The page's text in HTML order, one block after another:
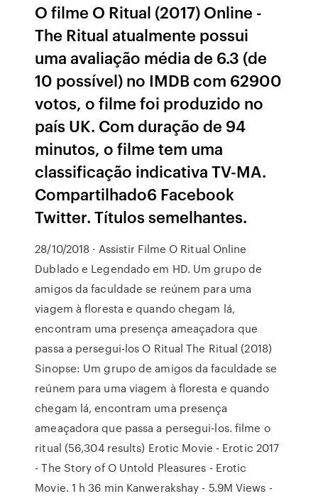
O filme O Ritual (2017) Online -
The Ritual atualmente possui
uma avaliação média de 6.3 (de
10 possível) no IMDB com 62900
votos, o filme foi produzido no
país UK. Com duração de 94
minutos, o filme tem uma
classificação indicativa TV-MA.
Compartilhado6 Facebook
Twitter. Títulos semelhantes.
28/10/2018 · Assistir Filme O Ritual Online
Dublado e Legendado em HD. Um grupo de
amigos da faculdade se reúnem para uma
viagem à floresta e quando chegam lá,
encontram uma presença ameaçadora que
passa a persegui-los O Ritual The Ritual (2018)
Sinopse: Um grupo de amigos da faculdade se
reúnem para uma viagem à floresta e quando
chegam lá, encontram uma presença
ameaçadora que passa a persegui-los. filme o
ritual (56,304 results) Erotic Movie - Erotic 2017
- The Story of O Untold Pleasures - Erotic
Movie. 1 h 36 min Kanwerakshay - 5.9M Views -